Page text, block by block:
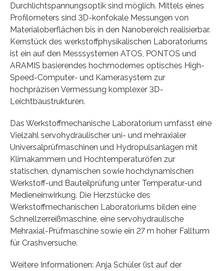
Durchlichtspannungsoptik sind möglich. Mittels eines
Profilometers sind 3D-konfokale Messungen von
Materialoberflächen bis in den Nanobereich realisierbar.
Kernstück des werkstoffphysikalischen Laboratoriums
ist ein auf den Messsystemen ATOS, PONTOS und
ARAMIS basierendes hochmodernes optisches High-
Speed-Computer- und Kamerasystem zur
hochpräzisen Vermessung komplexer 3D-
Leichtbaustrukturen.
Das Werkstoffmechanische Laboratorium umfasst eine
Vielzahl servohydraulischer uni- und mehraxialer
Universalprüfmaschinen und Hydropulsanlagen mit
Klimakammern und Hochtemperaturöfen zur
statischen, dynamischen sowie hochdynamischen
Werkstoff-und Bauteilprüfung unter Temperatur-und
Medieneinwirkung. Die Herzstücke des
Werkstoffmechanischen Laboratoriums bilden eine
Schnellzerreißmaschine, eine servohydraulische
Mehraxial-Prüfmaschine sowie ein 27 m hoher Fallturm
für Crashversuche.
Weitere Informationen: Anja Schüler (ist auf der